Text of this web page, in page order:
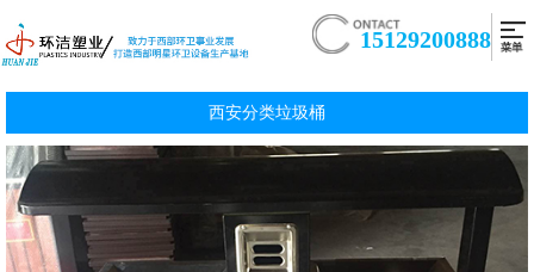
15129200888
西安分类垃圾桶